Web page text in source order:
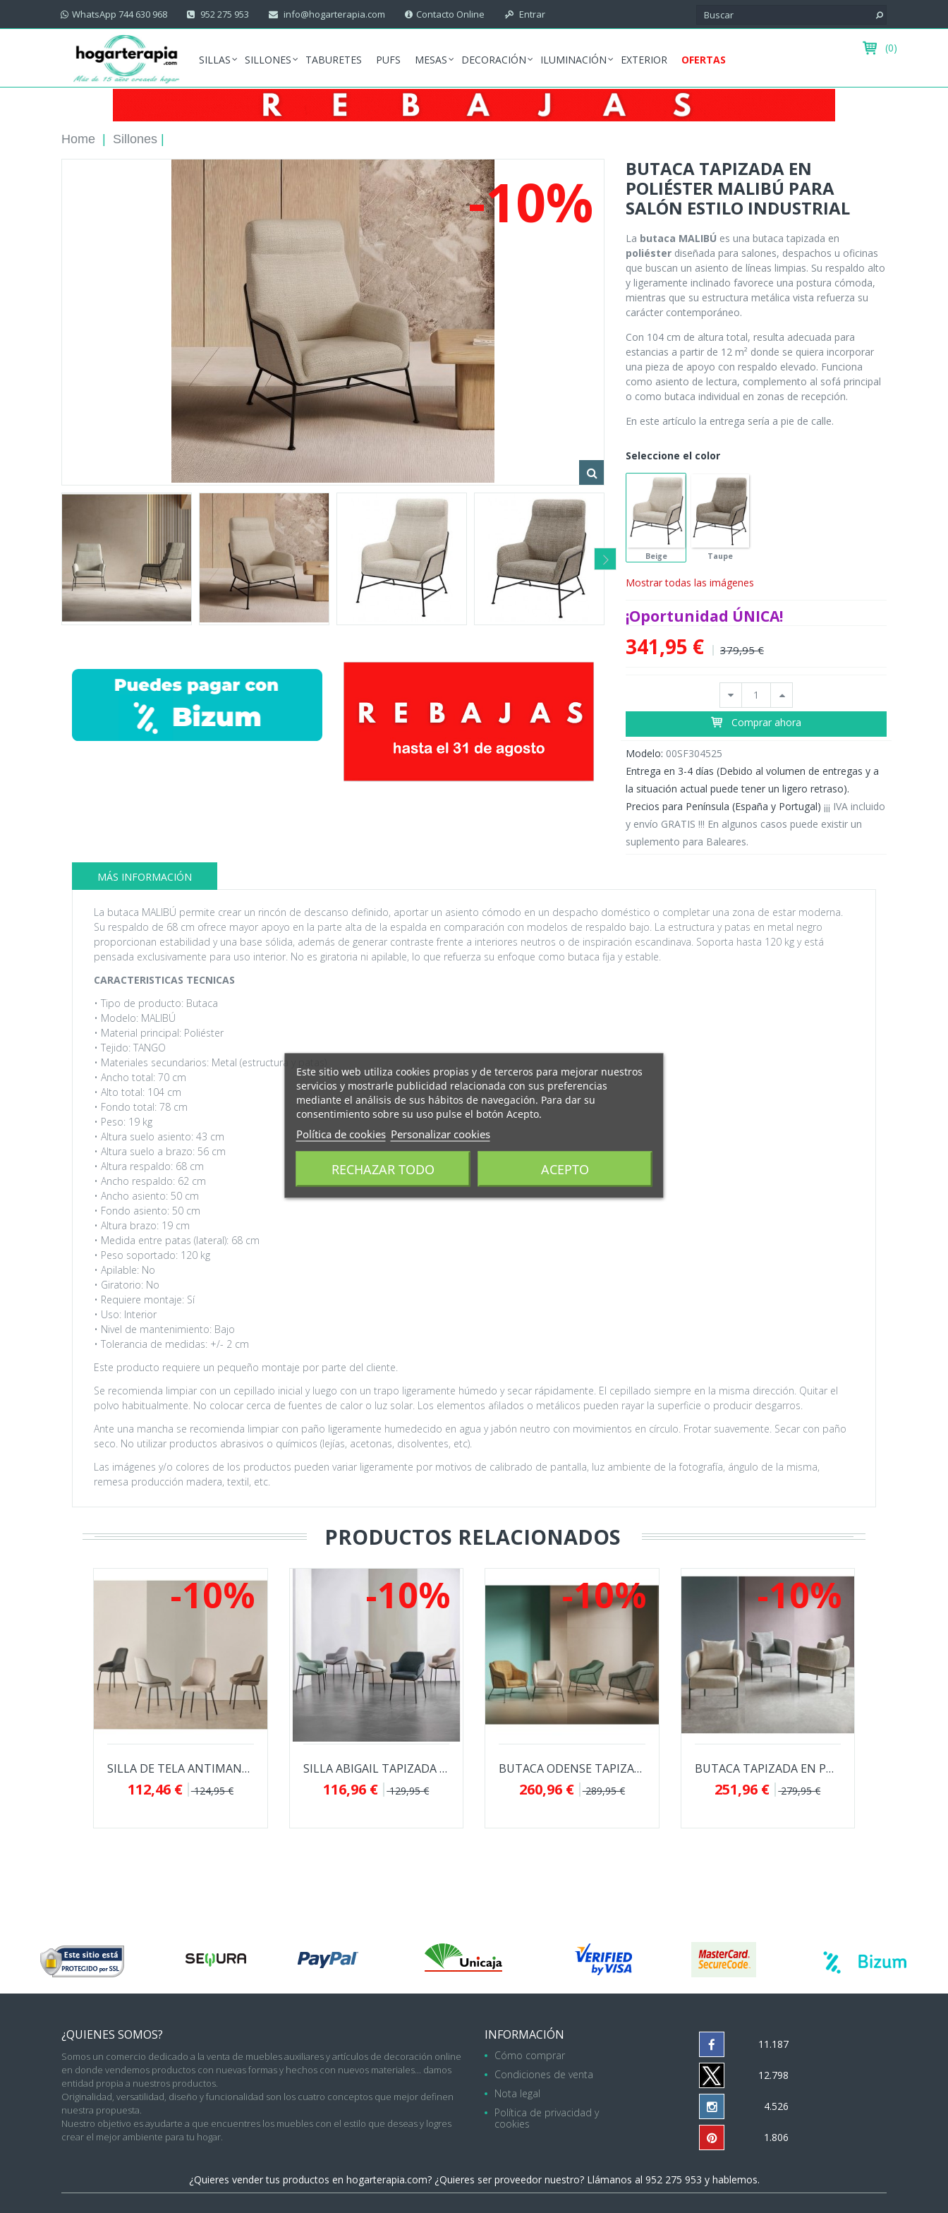
WhatsApp 744 630 968 952 275 953 info@hogarterapia.com Contacto Online Entrar
(0)
SILLAS
SILLONES TABURETES PUFS MESAS DECORACIÓN ILUMINACIÓN EXTERIOR OFERTAS
Home Sillones
-10%
BUTACA TAPIZADA EN
POLIÉSTER MALIBÚ PARA
SALÓN ESTILO INDUSTRIAL
La butaca MALIBÚ es una butaca tapizada en
poliéster diseñada para salones, despachos u oficinas
que buscan un asiento de líneas limpias. Su respaldo alto
y ligeramente inclinado favorece una postura cómoda,
mientras que su estructura metálica vista refuerza su
carácter contemporáneo.
Con 104 cm de altura total, resulta adecuada para
estancias a partir de 12 m² donde se quiera incorporar
una pieza de apoyo con respaldo elevado. Funciona
como asiento de lectura, complemento al sofá principal
o como butaca individual en zonas de recepción.
En este artículo la entrega sería a pie de calle.
Seleccione el color
Beige Taupe
Mostrar todas las imágenes
¡Oportunidad ÚNICA!
341,95 € 379,95 €
Comprar ahora
Modelo: 00SF304525
Entrega en 3-4 días (Debido al volumen de entregas y a
la situación actual puede tener un ligero retraso).
Precios para Península (España y Portugal) ¡¡¡ IVA incluido
y envío GRATIS !!! En algunos casos puede existir un
suplemento para Baleares.
MÁS INFORMACIÓN
La butaca MALIBÚ permite crear un rincón de descanso definido, aportar un asiento cómodo en un despacho doméstico o completar una zona de estar moderna.
Su respaldo de 68 cm ofrece mayor apoyo en la parte alta de la espalda en comparación con modelos de respaldo bajo. La estructura y patas en metal negro
proporcionan estabilidad y una base sólida, además de generar contraste frente a interiores neutros o de inspiración escandinava. Soporta hasta 120 kg y está
pensada exclusivamente para uso interior. No es giratoria ni apilable, lo que refuerza su enfoque como butaca fija y estable.
CARACTERISTICAS TECNICAS
• Tipo de producto: Butaca
• Modelo: MALIBÚ
• Material principal: Poliéster
• Tejido: TANGO
• Materiales secundarios: Metal (estructura y patas)
• Ancho total: 70 cm
• Alto total: 104 cm
• Fondo total: 78 cm
• Peso: 19 kg
• Altura suelo asiento: 43 cm
• Altura suelo a brazo: 56 cm
• Altura respaldo: 68 cm
• Ancho respaldo: 62 cm
• Ancho asiento: 50 cm
• Fondo asiento: 50 cm
• Altura brazo: 19 cm
• Medida entre patas (lateral): 68 cm
• Peso soportado: 120 kg
• Apilable: No
• Giratorio: No
• Requiere montaje: Sí
• Uso: Interior
• Nivel de mantenimiento: Bajo
• Tolerancia de medidas: +/- 2 cm
Este producto requiere un pequeño montaje por parte del cliente.
Se recomienda limpiar con un cepillado inicial y luego con un trapo ligeramente húmedo y secar rápidamente. El cepillado siempre en la misma dirección. Quitar el
polvo habitualmente. No colocar cerca de fuentes de calor o luz solar. Los elementos afilados o metálicos pueden rayar la superficie o producir desgarros.
Ante una mancha se recomienda limpiar con paño ligeramente humedecido en agua y jabón neutro con movimientos en círculo. Frotar suavemente. Secar con paño
seco. No utilizar productos abrasivos o químicos (lejías, acetonas, disolventes, etc).
Las imágenes y/o colores de los productos pueden variar ligeramente por motivos de calibrado de pantalla, luz ambiente de la fotografía, ángulo de la misma,
remesa producción madera, textil, etc.
PRODUCTOS RELACIONADOS
-10%
SILLA DE TELA ANTIMANCHAS GWEN PARA...
112,46 € 124,95 €
-10%
SILLA ABIGAIL TAPIZADA EN TELA ANTIMANCHAS...
116,96 € 129,95 €
-10%
BUTACA ODENSE TAPIZADA EN TELA CHANEL CON...
260,96 € 289,95 €
-10%
BUTACA TAPIZADA EN POLIÉSTER AGADIR PARA...
251,96 € 279,95 €
¿QUIENES SOMOS?
Somos un comercio dedicado a la venta de muebles auxiliares y artículos de decoración online
en donde vendemos productos con nuevas formas y hechos con nuevos materiales... damos
entidad propia a nuestros productos.
Originalidad, versatilidad, diseño y funcionalidad son los cuatro conceptos que mejor definen
nuestra propuesta.
Nuestro objetivo es ayudarte a que encuentres los muebles con el estilo que deseas y logres
crear el mejor ambiente para tu hogar.
INFORMACIÓN
Cómo comprar
Condiciones de venta
Nota legal
Política de privacidad y
cookies
11.187
12.798
4.526
1.806
¿Quieres vender tus productos en hogarterapia.com? ¿Quieres ser proveedor nuestro? Llámanos al 952 275 953 y hablemos.
Este sitio web utiliza cookies propias y de terceros para mejorar nuestros
servicios y mostrarle publicidad relacionada con sus preferencias
mediante el análisis de sus hábitos de navegación. Para dar su
consentimiento sobre su uso pulse el botón Acepto.
Política de cookies Personalizar cookies
RECHAZAR TODO ACEPTO